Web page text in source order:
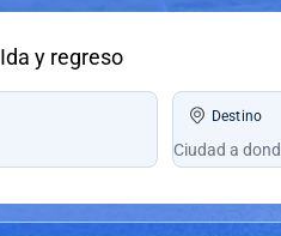
Ida y regreso
Destino